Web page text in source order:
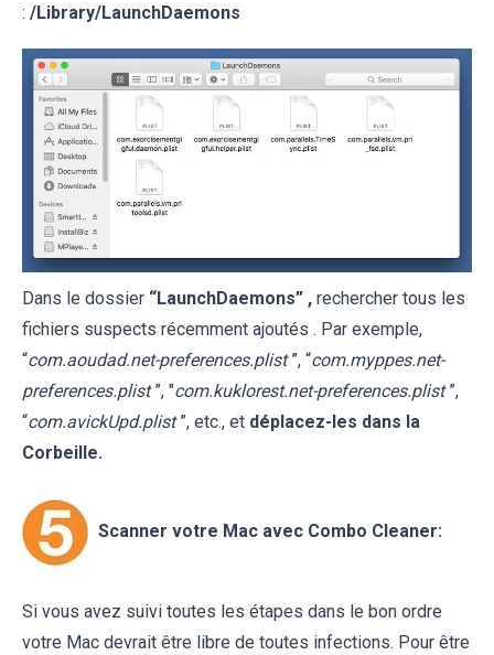
: /Library/LaunchDaemons
Dans le dossier “LaunchDaemons” , rechercher tous les
fichiers suspects récemment ajoutés . Par exemple,
“com.aoudad.net-preferences.plist ”, “com.myppes.net-
preferences.plist ”, "com.kuklorest.net-preferences.plist ”,
“com.avickUpd.plist ”, etc., et déplacez-les dans la
Corbeille.
Scanner votre Mac avec Combo Cleaner:
Si vous avez suivi toutes les étapes dans le bon ordre
votre Mac devrait être libre de toutes infections. Pour être